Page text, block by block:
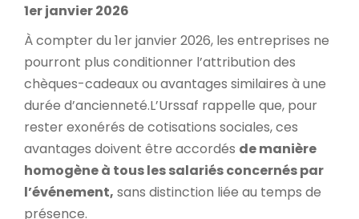
1er janvier 2026
À compter du 1er janvier 2026, les entreprises ne
pourront plus conditionner l’attribution des
chèques-cadeaux ou avantages similaires à une
durée d’ancienneté.L’Urssaf rappelle que, pour
rester exonérés de cotisations sociales, ces
avantages doivent être accordés de manière
homogène à tous les salariés concernés par
l’événement, sans distinction liée au temps de
présence.